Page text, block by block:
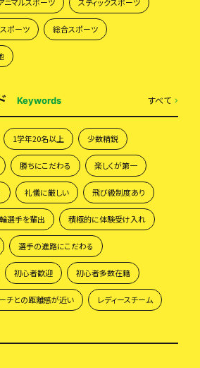
ポーツ 総合スポーツ
Keywords すべて
1学年20名以上 少数精鋭
勝ちにこだわる 楽しくが第一
礼儀に厳しい 飛び級制度あり
選手を輩出 積極的に体験受け入れ
選手の進路にこだわる
初心者歓迎 初心者多数在籍
チとの距離感が近い レディースチーム